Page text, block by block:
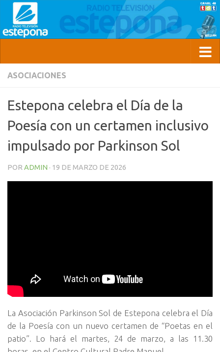
ASOCIACIONES
Estepona celebra el Día de la
Poesía con un certamen inclusivo
impulsado por Parkinson Sol
POR ADMIN · 19 DE MARZO DE 2026
La Asociación Parkinson Sol de Estepona celebra el Día
de la Poesía con un nuevo certamen de “Poetas en el
patio”. Lo hará el martes, 24 de marzo, a las 11.30